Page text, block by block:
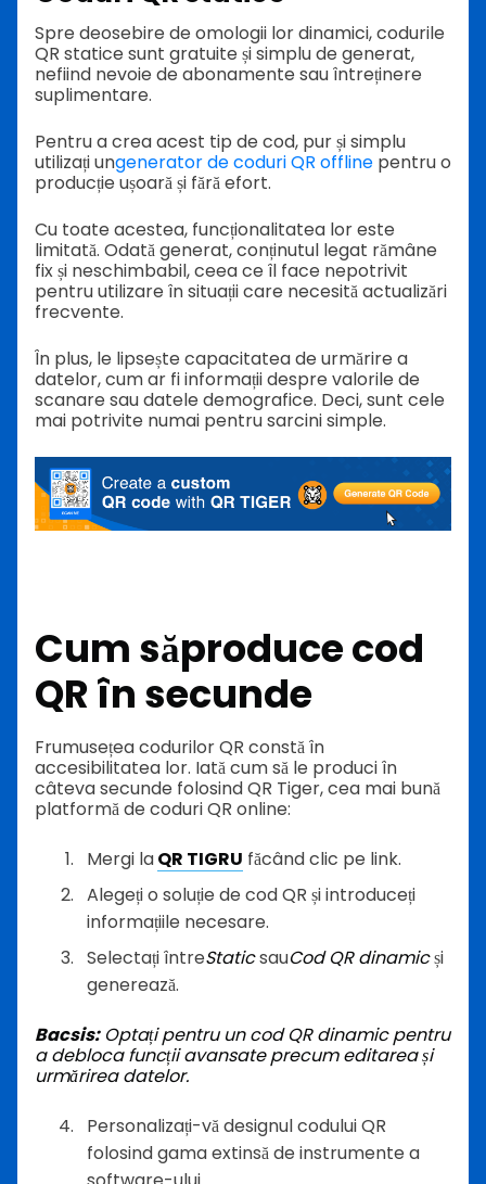
Spre deosebire de omologii lor dinamici, codurile
QR statice sunt gratuite și simplu de generat,
nefiind nevoie de abonamente sau întreținere
suplimentare.
Pentru a crea acest tip de cod, pur și simplu
utilizați ungenerator de coduri QR offline pentru o
producție ușoară și fără efort.
Cu toate acestea, funcționalitatea lor este
limitată. Odată generat, conținutul legat rămâne
fix și neschimbabil, ceea ce îl face nepotrivit
pentru utilizare în situații care necesită actualizări
frecvente.
În plus, le lipsește capacitatea de urmărire a
datelor, cum ar fi informații despre valorile de
scanare sau datele demografice. Deci, sunt cele
mai potrivite numai pentru sarcini simple.
Cum săproduce cod
QRîn secunde
Frumusețea codurilor QR constă în
accesibilitatea lor. Iată cum să le produci în
câteva secunde folosind QR Tiger, cea mai bună
platformă de coduri QR online:
Mergi laQR TIGRU făcând clic pe link.
Alegeți o soluție de cod QR și introduceți
informațiile necesare.
Selectați întreStaticsauCod QR dinamicși
generează.
Bacsis:Optați pentru un cod QR dinamic pentru
a debloca funcții avansate precum editarea și
urmărirea datelor.
Personalizați-vă designul codului QR
folosind gama extinsă de instrumente a